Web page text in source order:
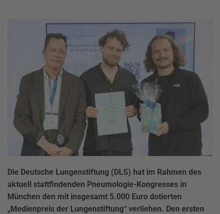
Die Deutsche Lungenstiftung (DLS) hat im Rahmen des
aktuell stattfindenden Pneumologie-Kongresses in
München den mit insgesamt 5.000 Euro dotierten
„Medienpreis der Lungenstiftung“ verliehen. Den ersten